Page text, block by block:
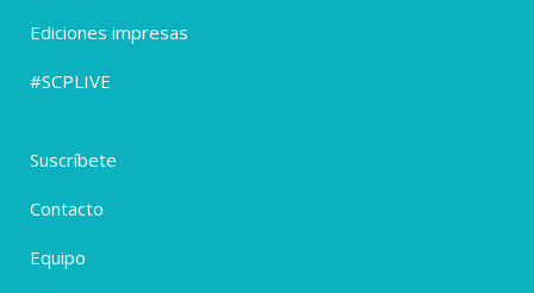
Ediciones impresas
#SCPLIVE
Suscríbete
Contacto
Equipo